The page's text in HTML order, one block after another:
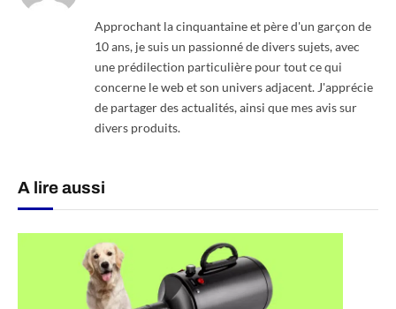
Approchant la cinquantaine et père d'un garçon de
10 ans, je suis un passionné de divers sujets, avec
une prédilection particulière pour tout ce qui
concerne le web et son univers adjacent. J'apprécie
de partager des actualités, ainsi que mes avis sur
divers produits.
A lire aussi